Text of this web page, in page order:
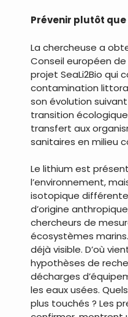
Prévenir plutôt
La chercheuse a
Conseil européen
projet SeaLi2Bio qui
contamination
son évolution
transition
transfert aux
sanitaires en milieu
Le lithium est
l’environnement,
isotopique
d’origine
chercheurs de
écosystèmes
déjà visible. D’où
hypothèses de
décharges
les eaux usées.
plus touchés ? Les